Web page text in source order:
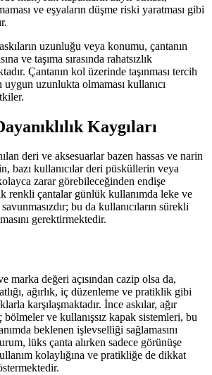
ve eşyaların düşme riski yaratması gibi
uzunluğu veya konumu, çantanın
ve taşıma sırasında rahatsızlık
Çantanın kol üzerinde taşınması tercih
uygun uzunlukta olmaması kullanıcı
Kaygıları
deri ve aksesuarlar bazen hassas ve narin
bazı kullanıcılar deri püsküllerin veya
zarar görebileceğinden endişe
renkli çantalar günlük kullanımda leke ve
bu da kullanıcıların sürekli
gerektirmektedir.
marka değeri açısından cazip olsa da,
ağırlık, iç düzenleme ve pratiklik gibi
karşılaşmaktadır. İnce askılar, ağır
ve kullanışsız kapak sistemleri, bu
beklenen işlevselliği sağlamasını
lüks çanta alırken sadece görünüşe
kolaylığına ve pratikliğe de dikkat